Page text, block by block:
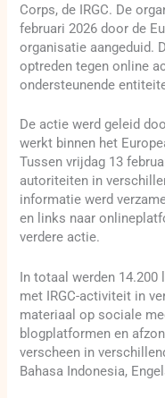
Corps, de IRGC. De
februari 2026 door de
organisatie aangeduid.
optreden tegen online
ondersteunende
De actie werd geleid
werkt binnen het
Tussen vrijdag 13
autoriteiten in
informatie werd
en links naar
verdere actie.
In totaal werden
met IRGC-activiteit in
materiaal op sociale
blogplatformen en
verscheen in
Bahasa Indonesia,